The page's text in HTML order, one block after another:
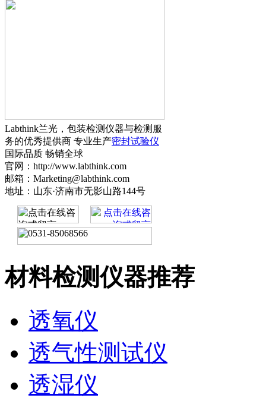
Labthink兰光，包装检测仪器与检测服
务的优秀提供商 专业生产密封试验仪
国际品质 畅销全球
官网：http://www.labthink.com
邮箱：Marketing@labthink.com
地址：山东·济南市无影山路144号
材料检测仪器推荐
透氧仪
透气性测试仪
透湿仪